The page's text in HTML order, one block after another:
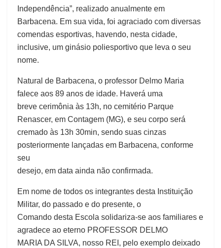
Independência”, realizado anualmente em
Barbacena. Em sua vida, foi agraciado com diversas
comendas esportivas, havendo, nesta cidade,
inclusive, um ginásio poliesportivo que leva o seu
nome.
Natural de Barbacena, o professor Delmo Maria
falece aos 89 anos de idade. Haverá uma
breve cerimônia às 13h, no cemitério Parque
Renascer, em Contagem (MG), e seu corpo será
cremado às 13h 30min, sendo suas cinzas
posteriormente lançadas em Barbacena, conforme
seu
desejo, em data ainda não confirmada.
Em nome de todos os integrantes desta Instituição
Militar, do passado e do presente, o
Comando desta Escola solidariza-se aos familiares e
agradece ao eterno PROFESSOR DELMO
MARIA DA SILVA, nosso REI, pelo exemplo deixado